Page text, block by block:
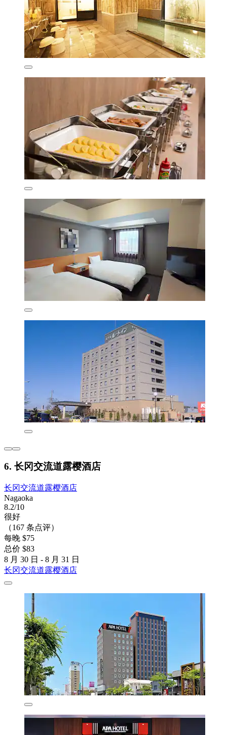
6. 长冈交流道露樱酒店
长冈交流道露樱酒店
Nagaoka
8.2/10
很好
（167 条点评）
每晚 $75
总价 $83
8 月 30 日 - 8 月 31 日
长冈交流道露樱酒店